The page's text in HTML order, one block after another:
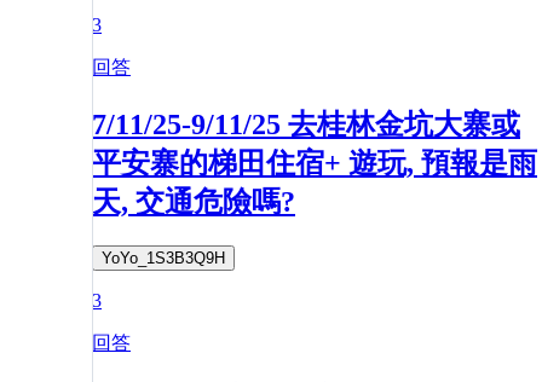
3
回答
7/11/25-9/11/25 去桂林金坑大寨或
平安寨的梯田住宿+ 遊玩, 預報是雨
天, 交通危險嗎?
YoYo_1S3B3Q9H
3
回答